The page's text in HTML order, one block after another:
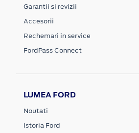
Garantii si revizii
Accesorii
Rechemari in service
FordPass Connect
LUMEA FORD
Noutati
Istoria Ford